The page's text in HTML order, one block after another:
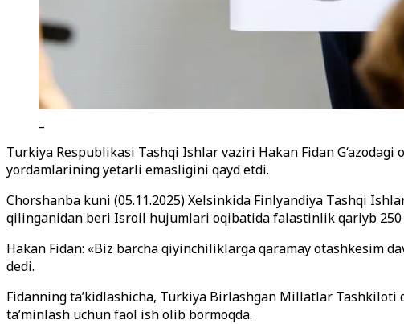
Turkiya Respublikasi Tashqi Ishlar vaziri Hakan Fidan
yordamlarining yetarli emasligini qayd etdi.
Chorshanba kuni (05.11.2025) Xelsinkida Finlyandiya Tashqi
qilinganidan beri Isroil hujumlari oqibatida falastinlik qariyb 250
Hakan Fidan: «Biz barcha qiyinchiliklarga qaramay otashkesim
dedi.
Fidanning ta’kidlashicha, Turkiya Birlashgan Millatlar
ta’minlash uchun faol ish olib bormoqda.